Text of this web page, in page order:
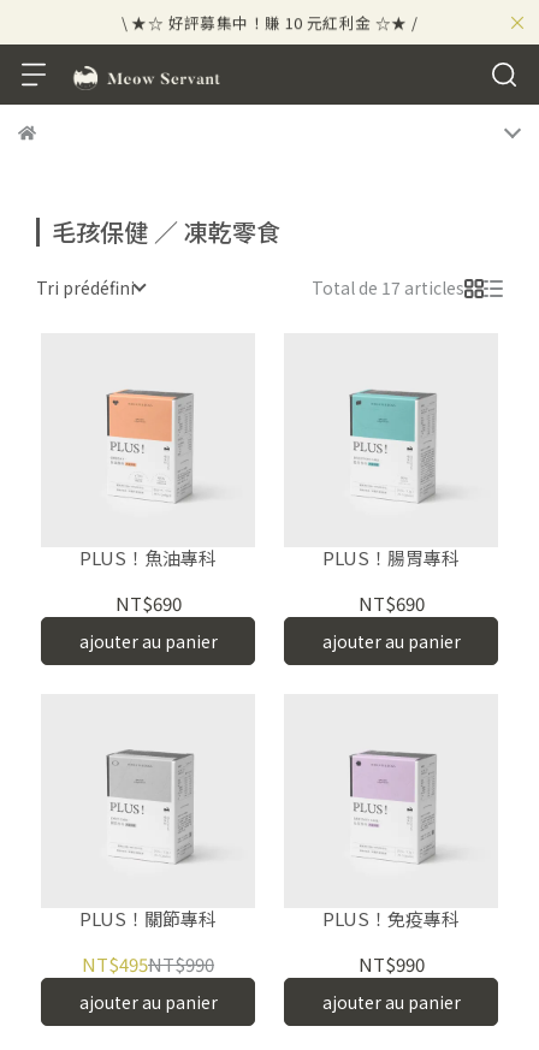
×
\ ★☆ 好評募集中！賺 10 元紅利金 ☆★ /
⟡⣠𝘄𝗲𝗹𝗰𝗼𝗺𝗲 ⁘ 新會員贈 50 元紅利金
\ ★☆ 好評募集中！賺 10 元紅利金 ☆★ /
毛孩保健 ／ 凍乾零食
Tri prédéfini Total de 17 articles
PLUS！魚油專科
NT$690
ajouter au panier
PLUS！腸胃專科
NT$690
ajouter au panier
PLUS！關節專科
NT$495NT$990
ajouter au panier
PLUS！免疫專科
NT$990
ajouter au panier